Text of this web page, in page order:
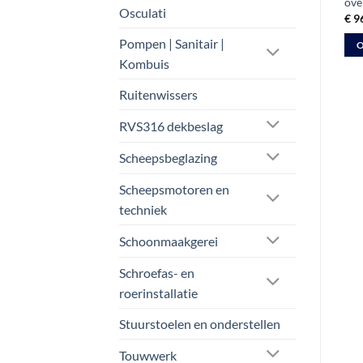
Osculati
Pompen | Sanitair |
Kombuis
Ruitenwissers
RVS316 dekbeslag
Scheepsbeglazing
Scheepsmotoren en
techniek
Schoonmaakgerei
Schroefas- en
roerinstallatie
Stuurstoelen en onderstellen
Touwwerk
€
prijs
€ 121,71.